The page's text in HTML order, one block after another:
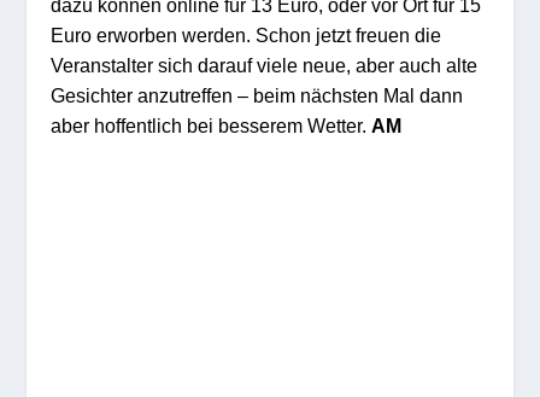
dazu können online für 13 Euro, oder vor Ort für 15
Euro erworben werden. Schon jetzt freuen die
Veranstalter sich darauf viele neue, aber auch alte
Gesichter anzutreffen – beim nächsten Mal dann
aber hoffentlich bei besserem Wetter.AM